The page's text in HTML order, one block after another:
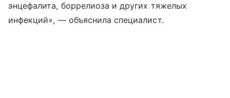
энцефалита, боррелиоза и других тяжелых
инфекций», — объяснила специалист.